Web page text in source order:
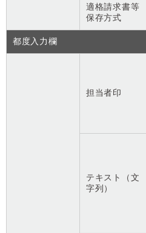
適格請求書等
保存方式
都度入力欄
担当者印
テキスト（文
字列）